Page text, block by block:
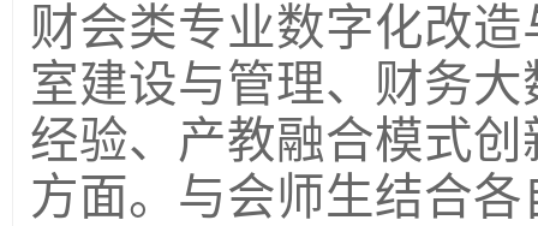
财会类专业数字化改
室建设与管理、财务
经验、产教融合模式
方面。与会师生结合